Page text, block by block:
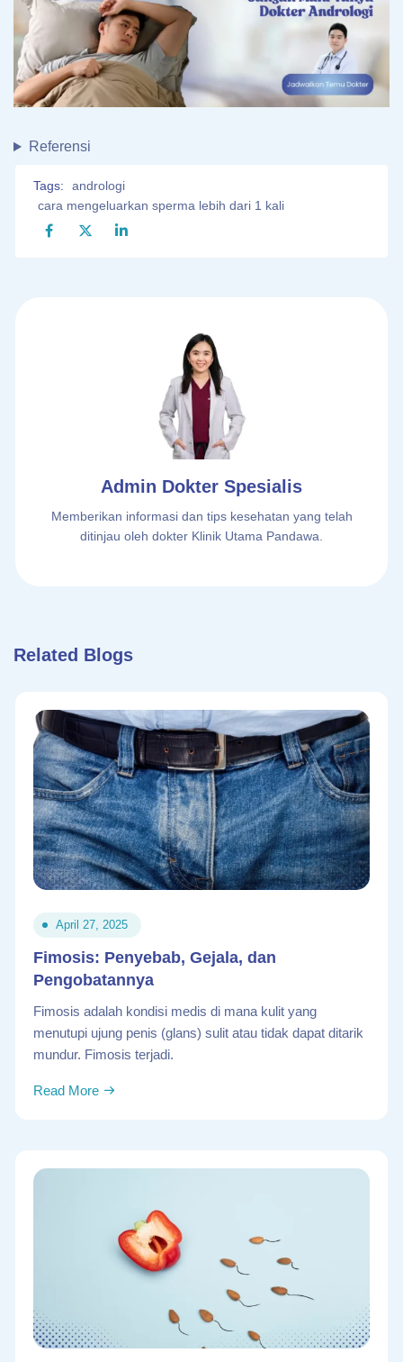
Referensi
Tags:
andrologi
cara mengeluarkan sperma lebih dari 1 kali
Admin Dokter Spesialis
Memberikan informasi dan tips kesehatan yang telah
ditinjau oleh dokter Klinik Utama Pandawa.
Related Blogs
April 27, 2025
Fimosis: Penyebab, Gejala, dan
Pengobatannya
Fimosis adalah kondisi medis di mana kulit yang
menutupi ujung penis (glans) sulit atau tidak dapat ditarik
mundur. Fimosis terjadi.
Read More